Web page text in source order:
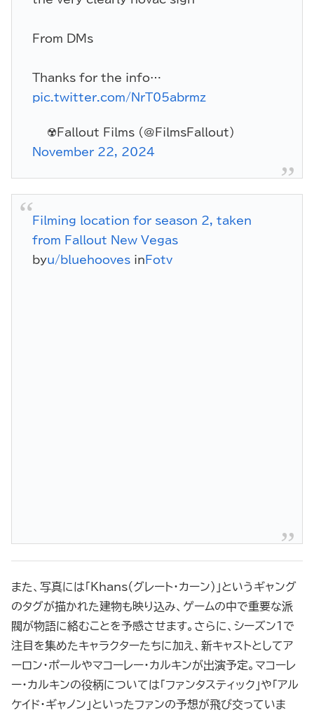
From DMs
Thanks for the info…
pic.twitter.com/NrT05abrmz
— ☢️Fallout Films (@FilmsFallout)
November 22, 2024
Filming location for season 2, taken
from Fallout New Vegas
byu/bluehoovesin Fotv
また、写真には「Khans（グレート・カーン）」というギャング
のタグが描かれた建物も映り込み、ゲームの中で重要な派
閥が物語に絡むことを予感させます。さらに、シーズン1で
注目を集めたキャラクターたちに加え、新キャストとしてア
ーロン・ポールやマコーレー・カルキンが出演予定。マコーレ
ー・カルキンの役柄については「ファンタスティック」や「アル
ケイド・ギャノン」といったファンの予想が飛び交っていま